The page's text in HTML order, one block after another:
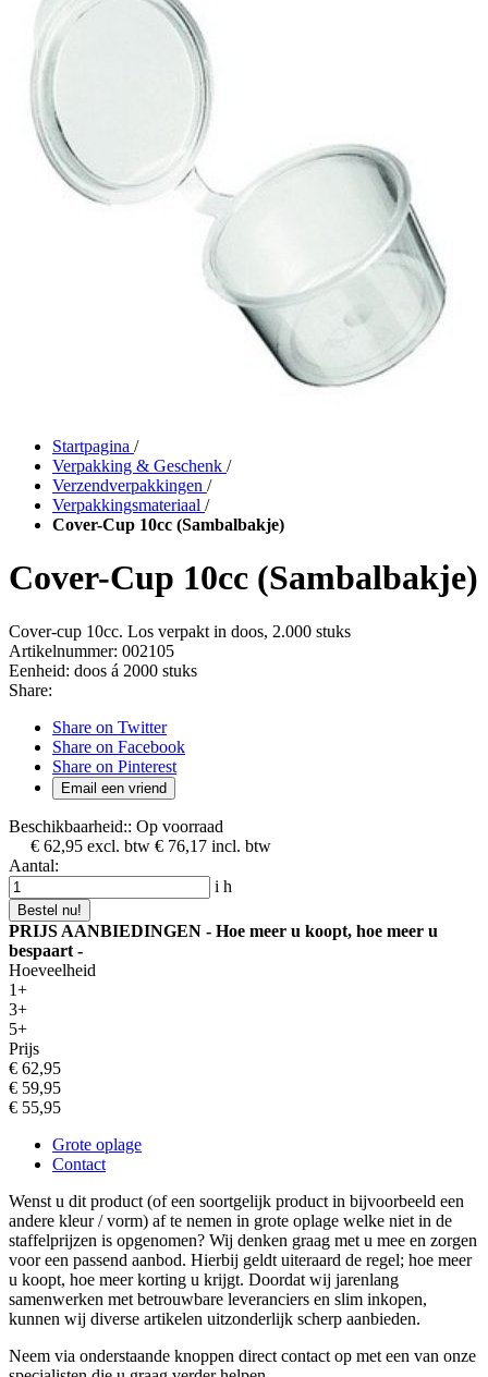
Startpagina /
Verpakking & Geschenk /
Verzendverpakkingen /
Verpakkingsmateriaal /
Cover-Cup 10cc (Sambalbakje)
Cover-Cup 10cc (Sambalbakje)
Cover-cup 10cc. Los verpakt in doos, 2.000 stuks
Artikelnummer: 002105
Eenheid: doos á 2000 stuks
Share:
Share on Twitter
Share on Facebook
Share on Pinterest
Email een vriend
Beschikbaarheid:: Op voorraad
€ 62,95 excl. btw € 76,17 incl. btw
Aantal:
i h
Bestel nu!
PRIJS AANBIEDINGEN - Hoe meer u koopt, hoe meer u
bespaart -
Hoeveelheid
1+
3+
5+
Prijs
€ 62,95
€ 59,95
€ 55,95
Grote oplage
Contact
Wenst u dit product (of een soortgelijk product in bijvoorbeeld een
andere kleur / vorm) af te nemen in grote oplage welke niet in de
staffelprijzen is opgenomen? Wij denken graag met u mee en zorgen
voor een passend aanbod. Hierbij geldt uiteraard de regel; hoe meer
u koopt, hoe meer korting u krijgt. Doordat wij jarenlang
samenwerken met betrouwbare leveranciers en slim inkopen,
kunnen wij diverse artikelen uitzonderlijk scherp aanbieden.
Neem via onderstaande knoppen direct contact op met een van onze